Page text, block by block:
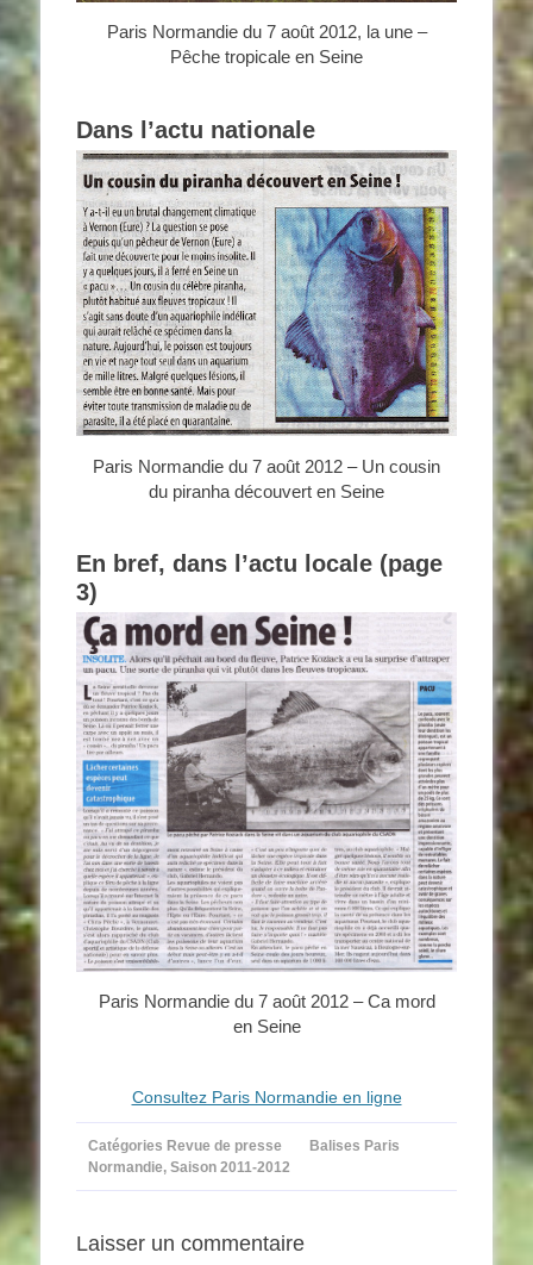
Paris Normandie du 7 août 2012, la une –
Pêche tropicale en Seine
Dans l’actu nationale
Paris Normandie du 7 août 2012 – Un cousin
du piranha découvert en Seine
En bref, dans l’actu locale (page
3)
Paris Normandie du 7 août 2012 – Ca mord
en Seine
Consultez Paris Normandie en ligne
Catégories Revue de presse Balises Paris
Normandie, Saison 2011-2012
Laisser un commentaire